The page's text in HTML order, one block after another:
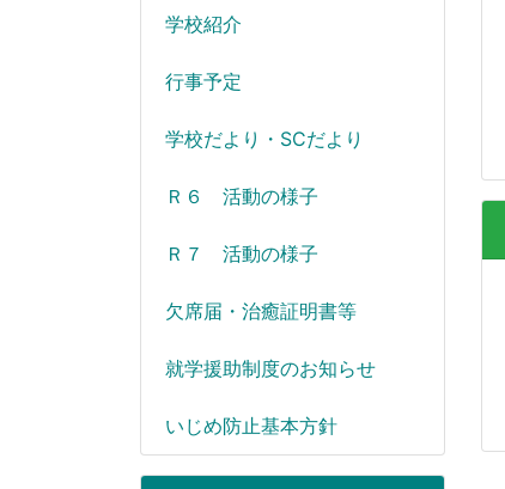
学校紹介
行事予定
学校だより・SCだより
Ｒ６ 活動の様子
Ｒ７ 活動の様子
欠席届・治癒証明書等
就学援助制度のお知らせ
いじめ防止基本方針